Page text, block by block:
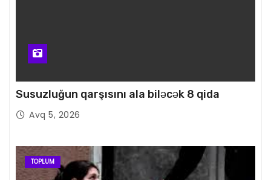
Susuzluğun qarşısını ala biləcək 8 qida
Avq 5, 2026
TOPLUM